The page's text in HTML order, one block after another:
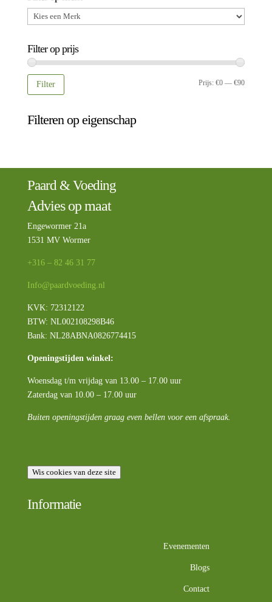
Filter op prijs
Min.
Max.
Filter Prijs:€0 —€90
Filteren op eigenschap
Paard & Voeding
Advies op maat
Engewormer 21a
1531 MV Wormer
+316 – 82 46 31 77
Info@paardvoeding.nl
KVK: 72312122
BTW: NL002108298B46
Bank: NL28ABNA0826774415
Openingstijden winkel:
Woensdag t/m vrijdag van 13.00 – 17.00 uur
Zaterdag van 10.00 – 17.00 uur
Buiten openingstijden graag even bellen voor een afspraak.
Wis cookies van deze site
Informatie
Evenementen
Blogs
Contact